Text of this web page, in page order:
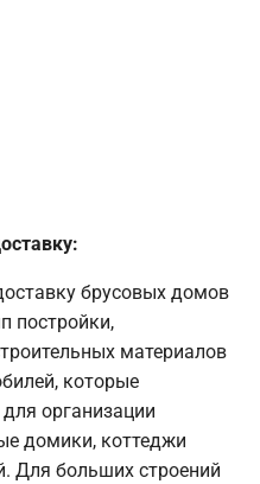
брусовых домов
постройки,
материалов
которые
организации
домики, коттеджи
Для больших строений